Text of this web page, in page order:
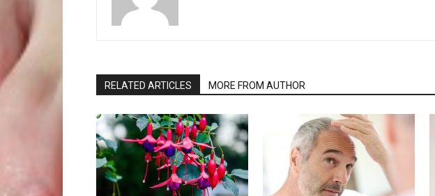
RELATED ARTICLES MORE FROM AUTHOR